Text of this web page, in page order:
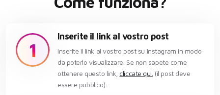
1
Inserite il link al vostro post
Inserite il link al vostro post su Instagram in modo
da poterlo visualizzare. Se non sapete come
ottenere questo link, cliccate qui. (il post deve
essere pubblico).